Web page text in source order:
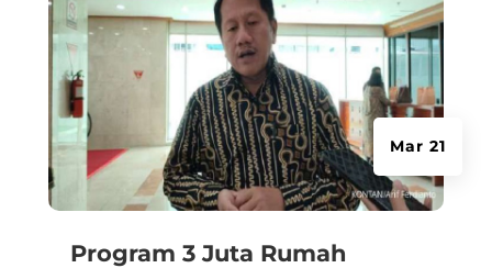
Program 3 Juta Rumah
Mar 21